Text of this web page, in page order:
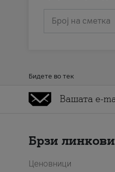
Број на сметка
Бидете во тек
Брзи линкови
Ценовници